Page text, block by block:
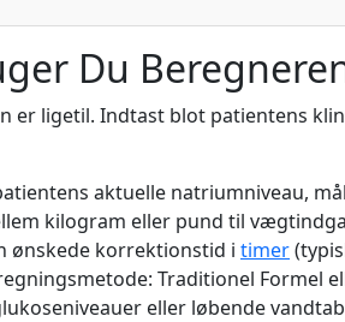
Du
er ligetil. Indtast blot patientens
aktuelle natriumniveau,
kilogram eller pund til
ønskede korrektionstid i timer
Traditionel Formel
eller løbende